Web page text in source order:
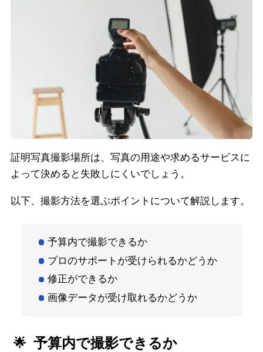
証明写真撮影場所は、写真の用途や求めるサービスに
よって決めると失敗しにくいでしょう。
以下、撮影方法を選ぶポイントについて解説します。
予算内で撮影できるか
プロのサポートが受けられるかどうか
修正ができるか
画像データが受け取れるかどうか
予算内で撮影できるか